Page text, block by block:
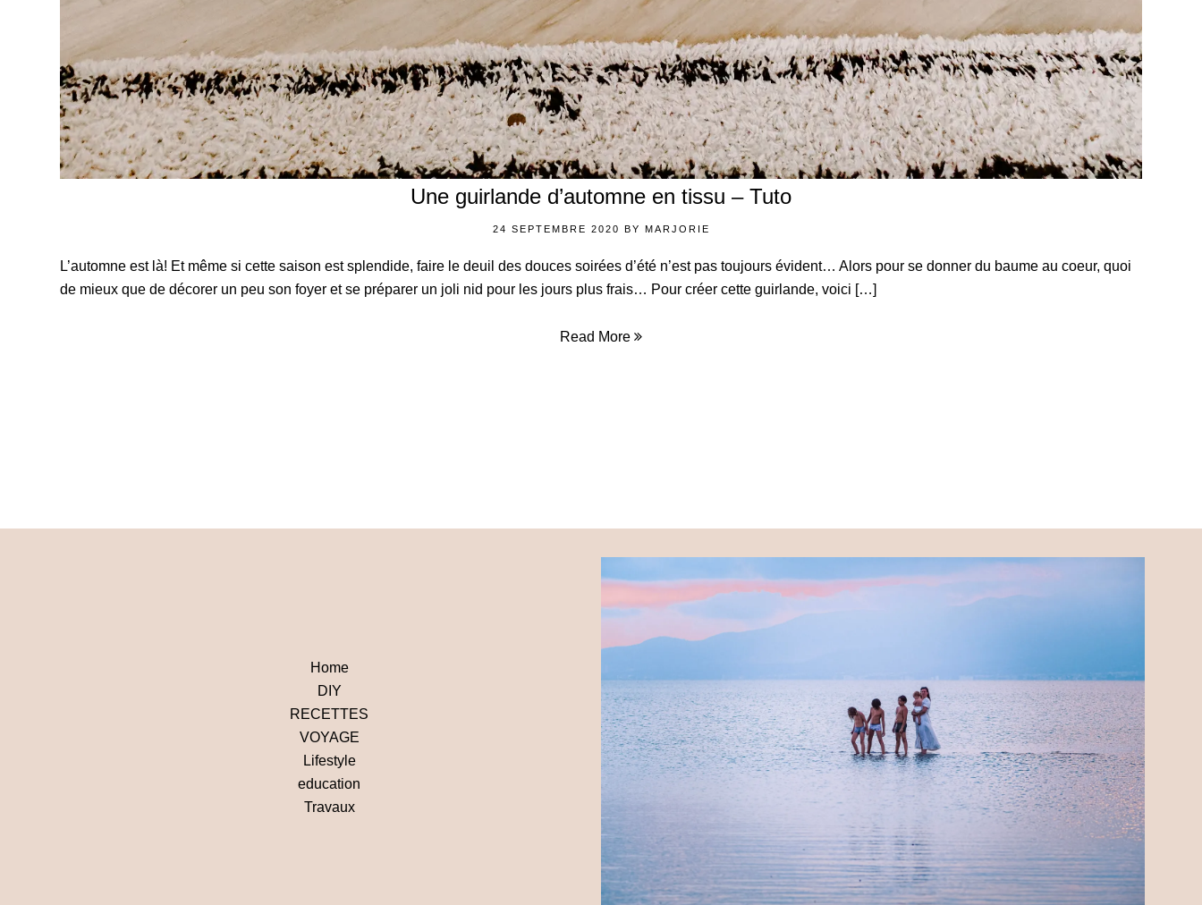
Une guirlande d’automne en tissu – Tuto
24 SEPTEMBRE 2020 BY MARJORIE
L’automne est là! Et même si cette saison est splendide, faire le deuil des douces soirées d’été n’est pas toujours évident… Alors pour se donner du baume au coeur, quoi
de mieux que de décorer un peu son foyer et se préparer un joli nid pour les jours plus frais… Pour créer cette guirlande, voici […]
Read More 
Home
DIY
RECETTES
VOYAGE
Lifestyle
education
Travaux